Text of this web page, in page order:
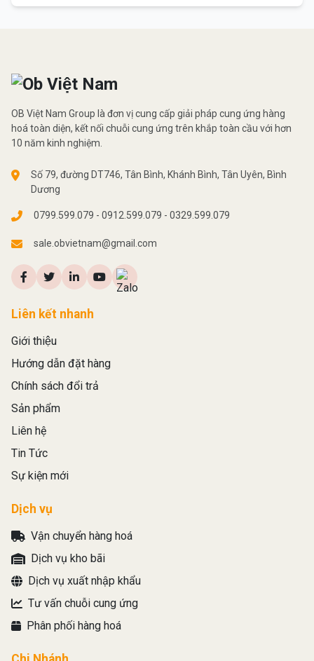
OB Việt Nam Group là đơn vị cung cấp giải pháp cung ứng hàng
hoá toàn diện, kết nối chuỗi cung ứng trên khắp toàn cầu với hơn
10 năm kinh nghiệm.
Số 79, đường DT746, Tân Bình, Khánh Bình, Tân Uyên, Bình
Dương
0799.599.079 - 0912.599.079 - 0329.599.079
sale.obvietnam@gmail.com
Liên kết nhanh
Giới thiệu
Hướng dẫn đặt hàng
Chính sách đổi trả
Sản phẩm
Liên hệ
Tin Tức
Sự kiện mới
Dịch vụ
Vận chuyển hàng hoá
Dịch vụ kho bãi
Dịch vụ xuất nhập khẩu
Tư vấn chuỗi cung ứng
Phân phối hàng hoá